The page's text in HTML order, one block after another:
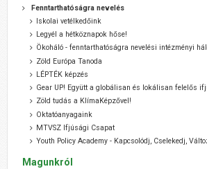
Fenntarthatóságra nevelés
Iskolai vetélkedőink
Legyél a hétköznapok hőse!
Ökoháló - fenntarthatóságra nevelési intézményi
Zöld Európa Tanoda
LÉPTÉK képzés
Gear UP! Együtt a globálisan és lokálisan felelős
Zöld tudás a KlímaKépzővel!
Oktatóanyagaink
MTVSZ Ifjúsági Csapat
Youth Policy Academy - Kapcsolódj, Cselekedj,
Magunkról